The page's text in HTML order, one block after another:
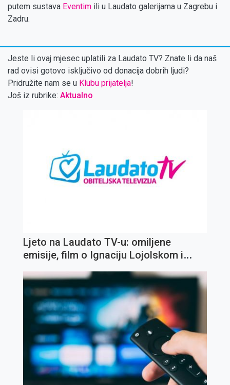
putem sustava Eventim ili u Laudato galerijama u Zagrebu i
Zadru.
Jeste li ovaj mjesec uplatili za Laudato TV? Znate li da naš
rad ovisi gotovo isključivo od donacija dobrih ljudi?
Pridružite nam se u Klubu prijatelja!
Još iz rubrike: Aktualno
Ljeto na Laudato TV-u: omiljene
emisije, film o Ignaciju Lojolskom i